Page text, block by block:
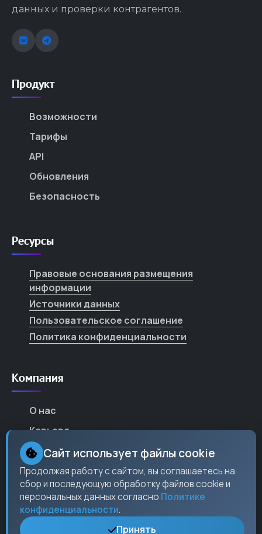
данных и проверки контрагентов.
Продукт
Возможности
Тарифы
API
Обновления
Безопасность
Ресурсы
Правовые основания размещения
информации
Источники данных
Пользовательское соглашение
Политика конфиденциальности
Компания
О нас
Карьера
Партнеры
Контакты
Пресс-центр
Сайт использует файлы cookie
Продолжая работу с сайтом, вы соглашаетесь на
сбор и последующую обработку файлов cookie и
персональных данных согласно Политике
конфиденциальности.
Принять